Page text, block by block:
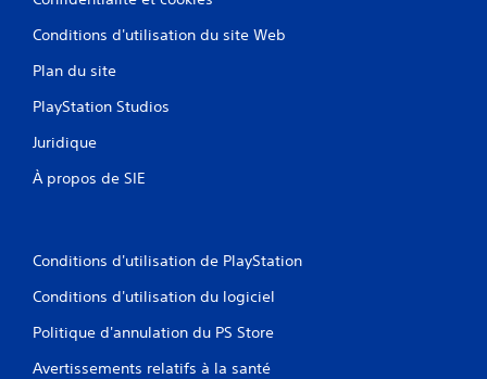
Conditions d'utilisation du site Web
Plan du site
PlayStation Studios
Juridique
À propos de SIE
Conditions d'utilisation de PlayStation
Conditions d'utilisation du logiciel
Politique d'annulation du PS Store
Avertissements relatifs à la santé